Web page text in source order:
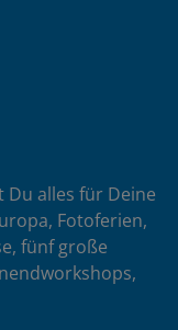
alles für Deine
Fotoferien,
fünf große